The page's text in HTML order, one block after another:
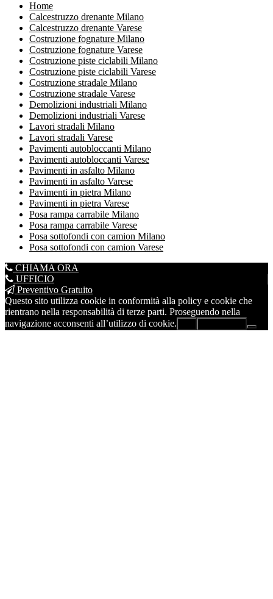
Home
Calcestruzzo drenante Milano
Calcestruzzo drenante Varese
Costruzione fognature Milano
Costruzione fognature Varese
Costruzione piste ciclabili Milano
Costruzione piste ciclabili Varese
Costruzione stradale Milano
Costruzione stradale Varese
Demolizioni industriali Milano
Demolizioni industriali Varese
Lavori stradali Milano
Lavori stradali Varese
Pavimenti autobloccanti Milano
Pavimenti autobloccanti Varese
Pavimenti in asfalto Milano
Pavimenti in asfalto Varese
Pavimenti in pietra Milano
Pavimenti in pietra Varese
Posa rampa carrabile Milano
Posa rampa carrabile Varese
Posa sottofondi con camion Milano
Posa sottofondi con camion Varese
CHIAMA ORA
UFFICIO
Preventivo Gratuito
Questo sito utilizza cookie in conformità alla policy e cookie che
rientrano nella responsabilità di terze parti. Proseguendo nella
navigazione acconsenti all’utilizzo di cookie.